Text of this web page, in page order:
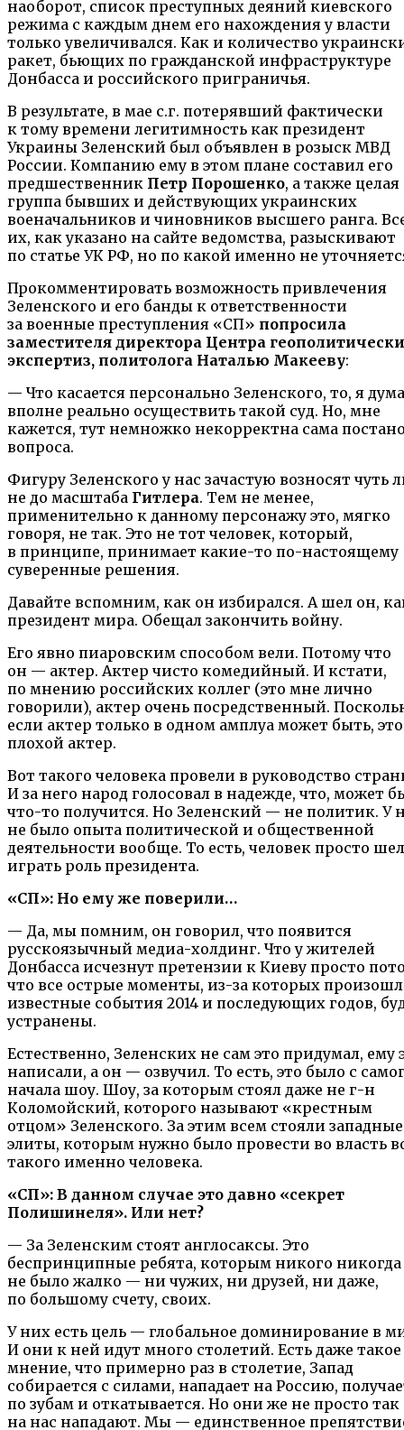
наоборот, список преступных деяний киевского
режима с каждым днем его нахождения у власти
только увеличивался. Как и количество
ракет, бьющих по гражданской инфраструктуре
Донбасса и российского приграничья.
В результате, в мае с.г. потерявший фактически
к тому времени легитимность как президент
Украины Зеленский был объявлен в розыск МВД
России. Компанию ему в этом плане составил его
предшественник Петр Порошенко, а также целая
группа бывших и действующих украинских
военачальников и чиновников высшего ранга.
их, как указано на сайте ведомства, разыскивают
по статье УК РФ, но по какой именно не
Прокомментировать возможность привлечения
Зеленского и его банды к ответственности
за военные преступления «СП» попросила
заместителя директора Центра
экспертиз, политолога Наталью Макееву:
— Что касается персонально Зеленского, то, я
вполне реально осуществить такой суд. Но, мне
кажется, тут немножко некорректна сама
вопроса.
Фигуру Зеленского у нас зачастую возносят чуть
не до масштаба Гитлера. Тем не менее,
применительно к данному персонажу это, мягко
говоря, не так. Это не тот человек, который,
в принципе, принимает какие-то по-настоящему
суверенные решения.
Давайте вспомним, как он избирался. А шел он,
президент мира. Обещал закончить войну.
Его явно пиаровским способом вели. Потому что
он — актер. Актер чисто комедийный. И кстати,
по мнению российских коллег (это мне лично
говорили), актер очень посредственный.
если актер только в одном амплуа может быть, это
плохой актер.
Вот такого человека провели в руководство
И за него народ голосовал в надежде, что, может
что-то получится. Но Зеленский — не политик. У
не было опыта политической и общественной
деятельности вообще. То есть, человек просто шел
играть роль президента.
«СП»: Но ему же поверили…
— Да, мы помним, он говорил, что появится
русскоязычный медиа-холдинг. Что у жителей
Донбасса исчезнут претензии к Киеву просто
что все острые моменты, из-за которых
известные события 2014 и последующих годов,
устранены.
Естественно, Зеленских не сам это придумал, ему
написали, а он — озвучил. То есть, это было с
начала шоу. Шоу, за которым стоял даже не г-н
Коломойский, которого называют «крестным
отцом» Зеленского. За этим всем стояли западные
элиты, которым нужно было провести во власть
такого именно человека.
«СП»: В данном случае это давно «секрет
Полишинеля». Или нет?
— За Зеленским стоят англосаксы. Это
беспринципные ребята, которым никого никогда
не было жалко — ни чужих, ни друзей, ни даже,
по большому счету, своих.
У них есть цель — глобальное доминирование в
И они к ней идут много столетий. Есть даже такое
мнение, что примерно раз в столетие, Запад
собирается с силами, нападает на Россию,
по зубам и откатывается. Но они же не просто так
на нас нападают. Мы — единственное